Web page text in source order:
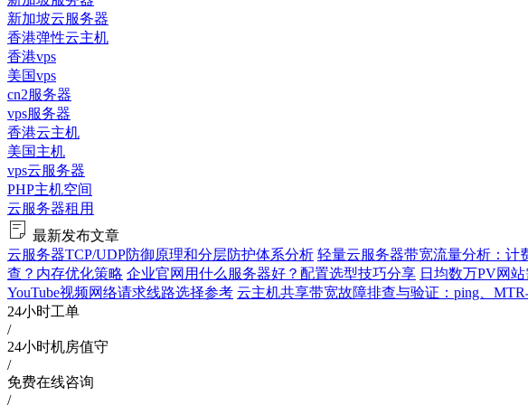
新加坡云服务器
香港弹性云主机
香港vps
美国vps
cn2服务器
vps服务器
香港云主机
美国主机
vps云服务器
PHP主机空间
云服务器租用
最新发布文章
云服务器TCP/UDP防御原理和分层防护体系分析 轻量云服务器带宽流量分析：计
查？内存优化策略 企业官网用什么服务器好？配置选型技巧分享 日均数万PV网
YouTube视频网络请求线路选择参考 云主机共享带宽故障排查与验证：ping、
24小时工单
/
24小时机房值守
/
免费在线咨询
/